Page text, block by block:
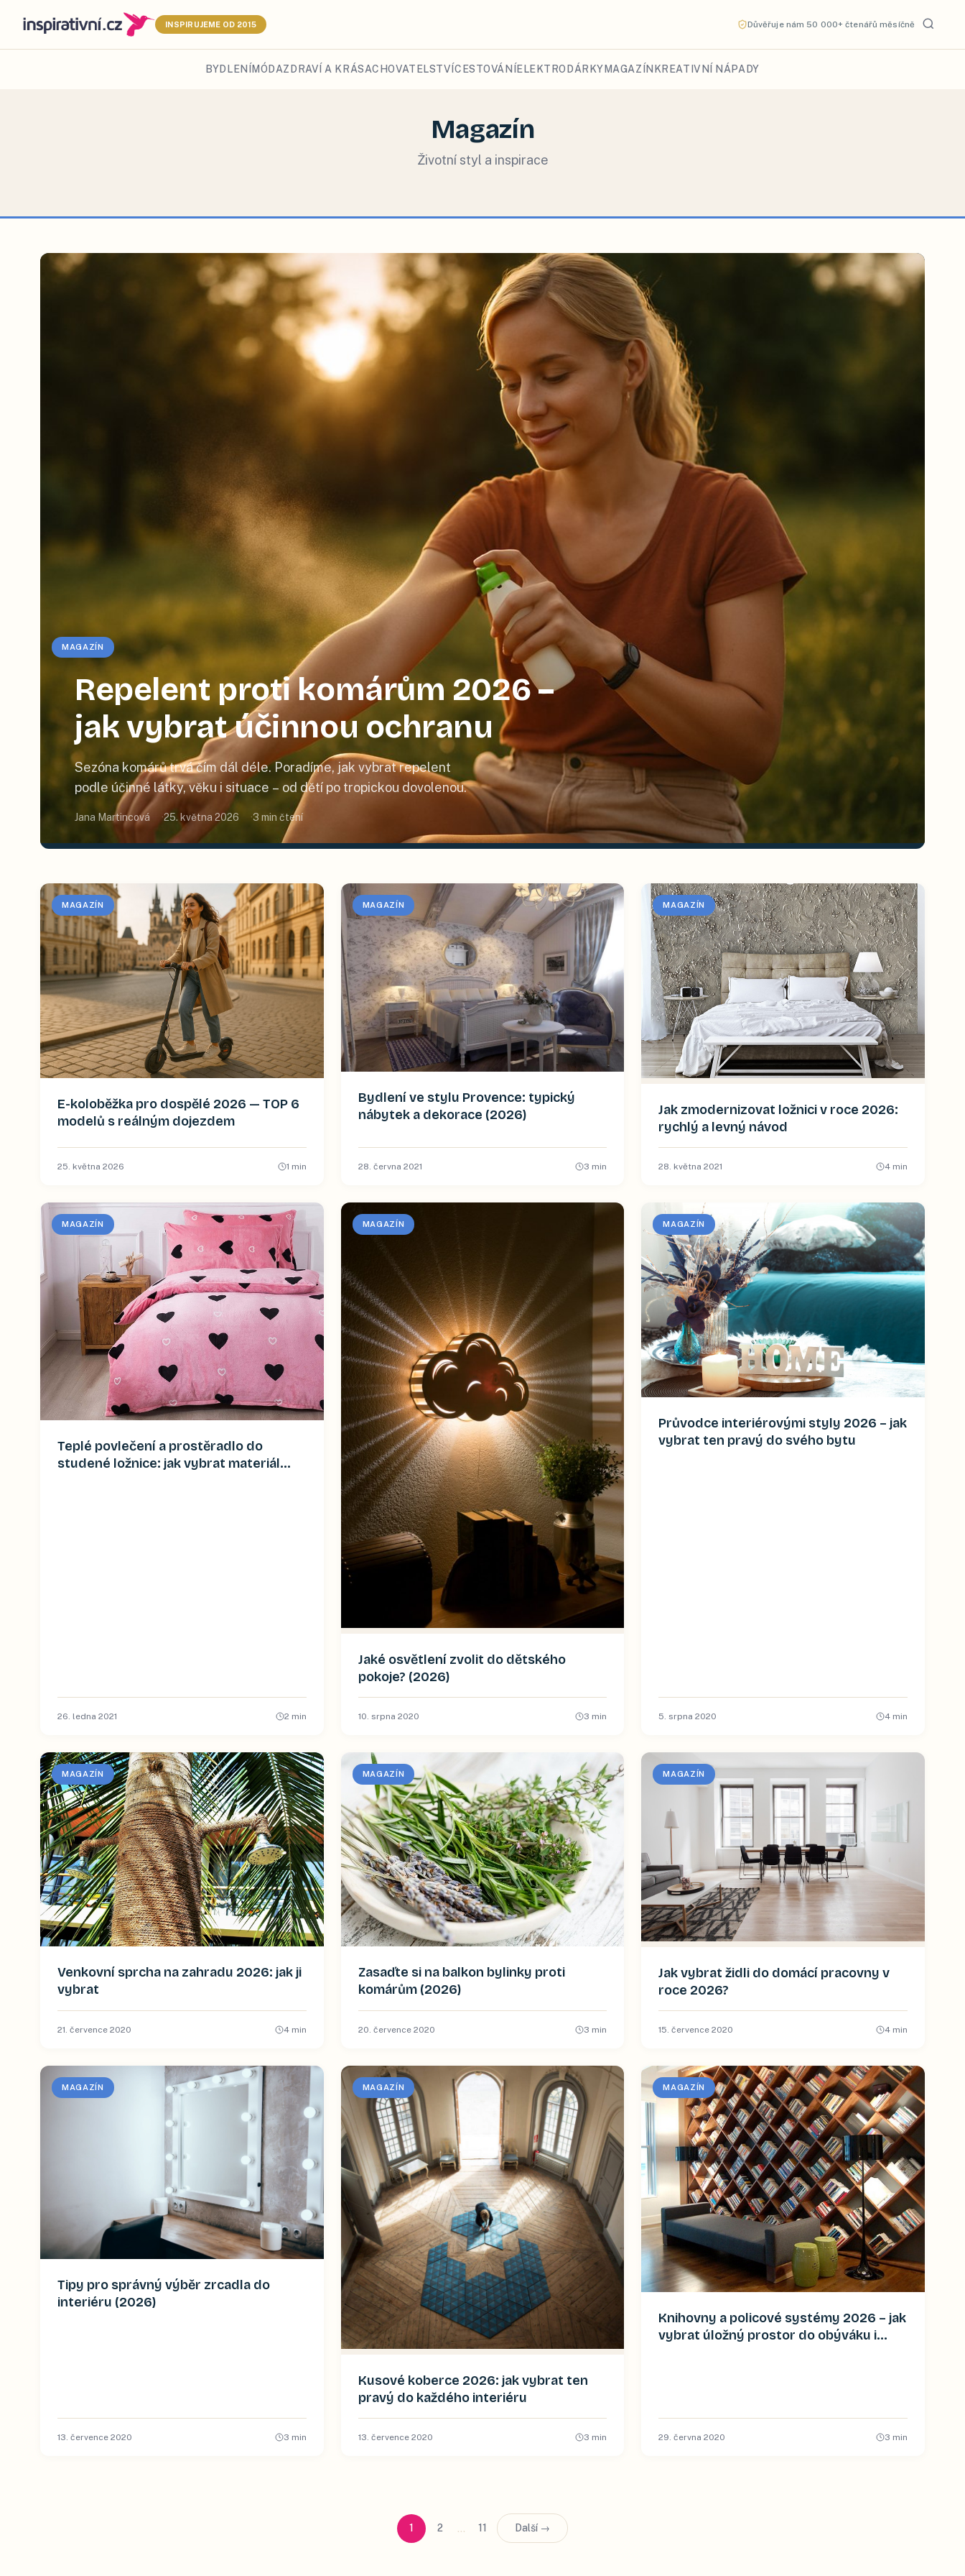
INSPIRUJEME OD 2015 Důvěřuje nám 50 000+ čtenářů měsíčně
BYDLENÍ MÓDAZDRAVÍ A KRÁSACHOVATELSTVÍCESTOVÁNÍ ELEKTRO DÁRKY MAGAZÍN KREATIVNÍ NÁPADY
Magazín
Životní styl a inspirace
MAGAZÍN
Repelent proti komárům 2026 –
jak vybrat účinnou ochranu
Sezóna komárů trvá čím dál déle. Poradíme, jak vybrat repelent
podle účinné látky, věku i situace – od dětí po tropickou dovolenou.
Jana Martincová 25. května 2026 3 min čtení
MAGAZÍN
E-koloběžka pro dospělé 2026 — TOP 6
modelů s reálným dojezdem
25. května 2026 1 min
MAGAZÍN
Bydlení ve stylu Provence: typický
nábytek a dekorace (2026)
28. června 2021 3 min
MAGAZÍN
Jak zmodernizovat ložnici v roce 2026:
rychlý a levný návod
28. května 2021 4min
MAGAZÍN
Teplé povlečení a prostěradlo do
studené ložnice: jak vybrat materiál
26. ledna 2021 2 min
MAGAZÍN
Jaké osvětlení zvolit do dětského
pokoje? (2026)
10. srpna 2020 3 min
MAGAZÍN
Průvodce interiérovými styly 2026 – jak
vybrat ten pravý do svého bytu
5. srpna 2020 4min
MAGAZÍN
Venkovní sprcha na zahradu 2026: jak ji
vybrat
21. července 2020 4min
MAGAZÍN
Zasaďte si na balkon bylinky proti
komárům (2026)
20. července 2020 3 min
MAGAZÍN
Jak vybrat židli do domácí pracovny v
roce 2026?
15. července 2020 4min
MAGAZÍN
Tipy pro správný výběr zrcadla do
interiéru (2026)
13. července 2020 3 min
MAGAZÍN
Kusové koberce 2026: jak vybrat ten
pravý do každého interiéru
13. července 2020 3 min
MAGAZÍN
Knihovny a policové systémy 2026 – jak
vybrat úložný prostor do obýváku i
29. června 2020 3 min
1 2 … 11 Další →